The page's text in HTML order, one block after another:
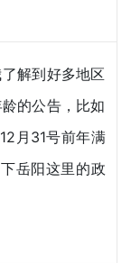
解到好多地区
的公告，比如
月31号前年满
岳阳这里的政